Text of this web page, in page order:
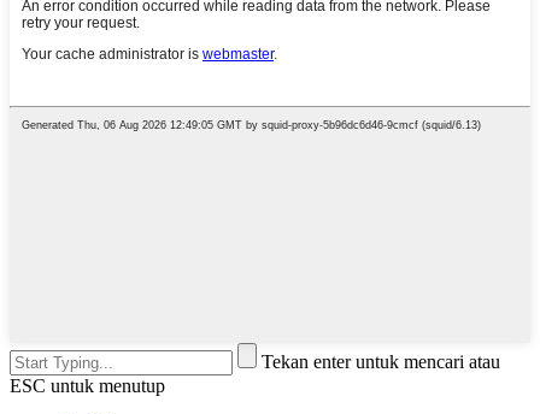
Tekan enter untuk mencari atau
ESC untuk menutup